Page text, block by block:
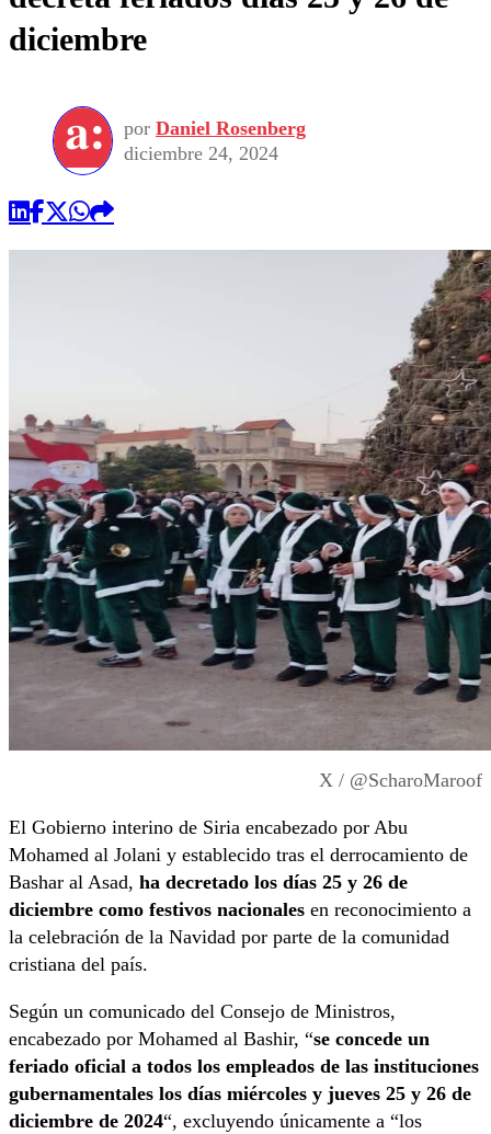
diciembre
por Daniel Rosenberg
diciembre 24, 2024
X / @ScharoMaroof
El Gobierno interino de Siria encabezado por Abu
Mohamed al Jolani y establecido tras el derrocamiento de
Bashar al Asad, ha decretado los días 25 y 26 de
diciembre como festivos nacionales en reconocimiento a
la celebración de la Navidad por parte de la comunidad
cristiana del país.
Según un comunicado del Consejo de Ministros,
encabezado por Mohamed al Bashir, “se concede un
feriado oficial a todos los empleados de las instituciones
gubernamentales los días miércoles y jueves 25 y 26 de
diciembre de 2024“, excluyendo únicamente a “los